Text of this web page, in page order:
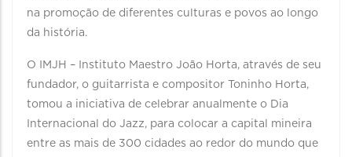
na promoção de diferentes culturas e povos ao longo
da história.
O IMJH – Instituto Maestro João Horta, através de seu
fundador, o guitarrista e compositor Toninho Horta,
tomou a iniciativa de celebrar anualmente o Dia
Internacional do Jazz, para colocar a capital mineira
entre as mais de 300 cidades ao redor do mundo que